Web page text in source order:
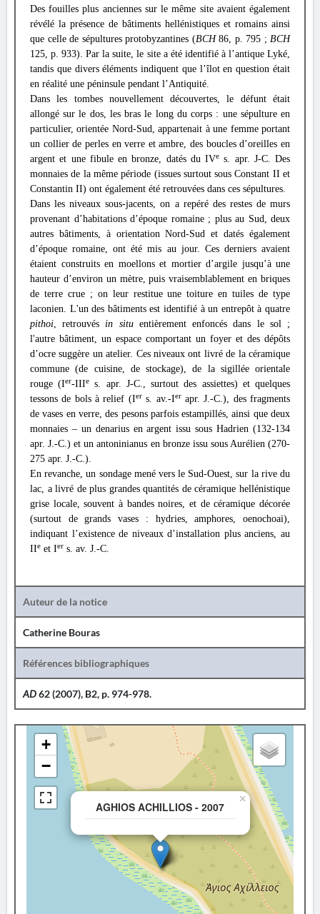
Des fouilles plus anciennes sur le même site avaient également
révélé la présence de bâtiments hellénistiques et romains ainsi
que celle de sépultures protobyzantines (BCH86, p. 795 ; BCH
125, p. 933). Par la suite, le site a été identifié à l’antique Lyké,
tandis que divers éléments indiquent que l’îlot en question était
en réalité une péninsule pendant l’Antiquité.
Dans les tombes nouvellement découvertes, le défunt était
allongé sur le dos, les bras le long du corps : une sépulture en
particulier, orientée Nord-Sud, appartenait à une femme portant
un collier de perles en verre et ambre, des boucles d’oreilles en
argent et une fibule en bronze, datés du IVe s. apr. J-C. Des
monnaies de la même période (issues surtout sous Constant II et
Constantin II) ont également été retrouvées dans ces sépultures.
Dans les niveaux sous-jacents, on a repéré des restes de murs
provenant d’habitations d’époque romaine ; plus au Sud, deux
autres bâtiments, à orientation Nord-Sud et datés également
d’époque romaine, ont été mis au jour. Ces derniers avaient
étaient construits en moellons et mortier d’argile jusqu’à une
hauteur d’environ un mètre, puis vraisemblablement en briques
de terre crue ; on leur restitue une toiture en tuiles de type
laconien. L'un des bâtiments est identifié à un entrepôt à quatre
pithoi, retrouvésin situentièrement enfoncés dans le sol ;
l'autre bâtiment, un espace comportant un foyer et des dépôts
d’ocre suggère un atelier. Ces niveaux ont livré de la céramique
commune (de cuisine, de stockage), de la sigillée orientale
rouge (Ier-IIIe
s. apr. J-C., surtout des assiettes) et quelques
tessons de bols à relief (Iers. av.-Ierapr. J.-C.), des fragments
de vases en verre, des pesons parfois estampillés, ainsi que deux
monnaies – un denarius en argent issu sous Hadrien (132-134
apr. J.-C.) et un antoninianus en bronze issu sous Aurélien (270-
275 apr. J.-C.).
En revanche, un sondage mené vers le Sud-Ouest, sur la rive du
lac, a livré de plus grandes quantités de céramique hellénistique
grise locale, souvent à bandes noires, et de céramique décorée
(surtout de grands vases : hydries, amphores, oenochoai),
indiquant l’existence de niveaux d’installation plus anciens, au
IIe et Ier s. av. J.-C.
Auteur de la notice
Catherine Bouras
Références bibliographiques
AD62 (2007), B2, p. 974-978.
AGHIOS ACHILLIOS - 2007
×
+
−